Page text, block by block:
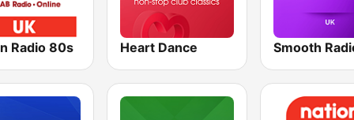
Radio 80s Heart Dance Smooth